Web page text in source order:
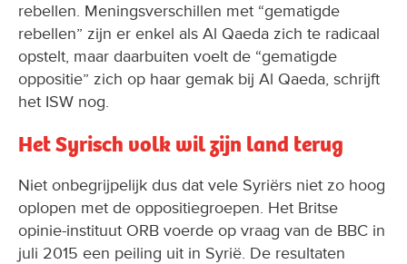
rebellen. Meningsverschillen met “gematigde
rebellen” zijn er enkel als Al Qaeda zich te radicaal
opstelt, maar daarbuiten voelt de “gematigde
oppositie” zich op haar gemak bij Al Qaeda, schrijft
het ISW nog.
Het Syrisch volk wil zijn land terug
Niet onbegrijpelijk dus dat vele Syriërs niet zo hoog
oplopen met de oppositiegroepen. Het Britse
opinie-instituut ORB voerde op vraag van de BBC in
juli 2015 een peiling uit in Syrië. De resultaten